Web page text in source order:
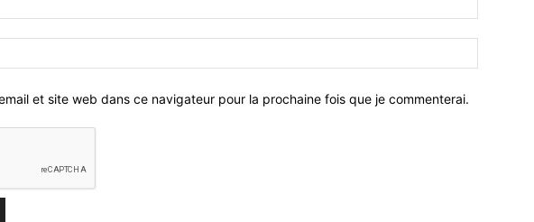
et site web dans ce navigateur pour la prochaine fois que je commenterai.